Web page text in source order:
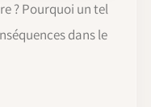
? Pourquoi un tel
dans le